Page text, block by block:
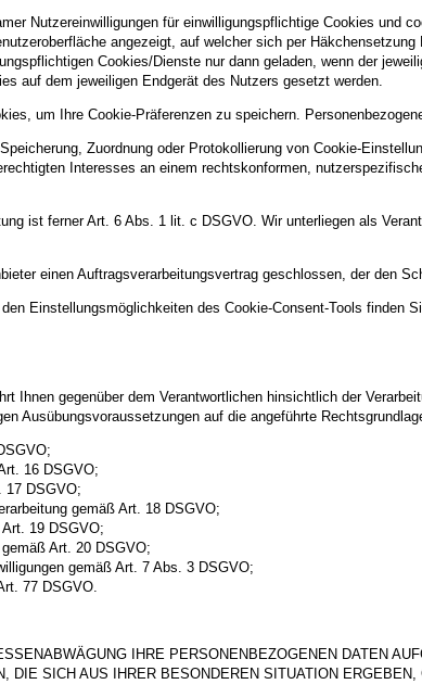
Nutzereinwilligungen für einwilligungspflichtige Cookies und
angezeigt, auf welcher sich per
Cookies/Dienste nur dann geladen, wenn der
auf dem jeweiligen Endgerät des Nutzers gesetzt werden.
um Ihre Cookie-Präferenzen zu speichern.
Zuordnung oder Protokollierung von Cookie-
Interesses an einem rechtskonformen,
ist ferner Art. 6 Abs. 1 lit. c DSGVO. Wir unterliegen als
einen Auftragsverarbeitungsvertrag geschlossen, der den
Einstellungsmöglichkeiten des Cookie-Consent-Tools finden
Ihnen gegenüber dem Verantwortlichen hinsichtlich der
Ausübungsvoraussetzungen auf die angeführte
16 DSGVO;
17 DSGVO;
gemäß Art. 18 DSGVO;
19 DSGVO;
Art. 20 DSGVO;
gemäß Art. 7 Abs. 3 DSGVO;
77 DSGVO.
IHRE PERSONENBEZOGENEN DATEN
DIE SICH AUS IHRER BESONDEREN SITUATION